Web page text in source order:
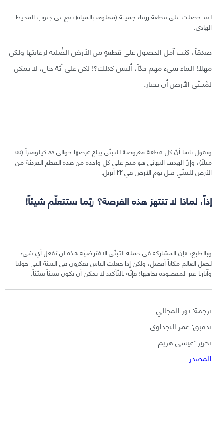
لقد حصلت على قطعة زرقاء جميلة (مملوءة بالمياه) تقع في جنوب المحيط
الهادي.
صدقاً، كنت آمل الحصول على قطعةٍ من الأرض الصُّلبة لرعايتها ولكن
مهلاً! الماء شيء مهم جدّاً، أليس كذلك؟! لكن على أيّة حال، لا يمكن
لمُتبنّي الأرض أن يختار.
وتقول ناسا أنّ كل قطعة معروضة للتبنّي يبلغ عرضها حوالي ٨٨ كيلومتراً (٥٥
ميلاً)، وإنّ الهدف النهائي هو منح على كل واحدة من هذه القطع الفرديّة من
الأرض للتبنّي قبل يوم الأرض في ٢٢ أبريل.
إذاً، لماذا لا تنتهز هذه الفرصة؟ ربّما ستتعلّم شيئاً!
وبالطبع، فإنّ المشاركة في حملة التبنّي الافتراضيّة هذه لن تفعل أي شيء
لجعل العالم مكاناً أفضل، ولكن إذا جعلت الناس يفكرون في البيئة التي حولنا
وآثارنا غير المقصودة تجاهها؛ فإنّه بالتّأكيد لا يمكن أن يكون شيئاً سيّئاً.
ترجمة: نور المجالي
تدقيق: عمر النجداوي
تحرير :عيسى هزيم
المصدر